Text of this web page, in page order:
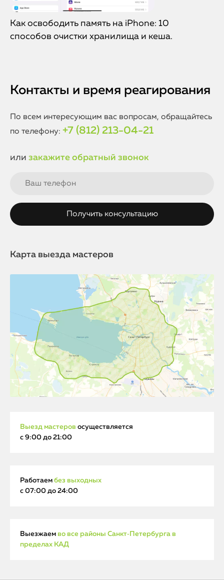
Как освободить память на iPhone: 10
способов очистки хранилища и кеша.
Контакты и время реагирования
По всем интересующим вас вопросам, обращайтесь
по телефону: +7 (812) 213-04-21
или закажите обратный звонок
Карта выезда мастеров
Выезд мастеров осуществляется
с 9:00 до 21:00
Работаем без выходных
с 07:00 до 24:00
Выезжаем во все районы Санкт‑Петербурга в
пределах КАД